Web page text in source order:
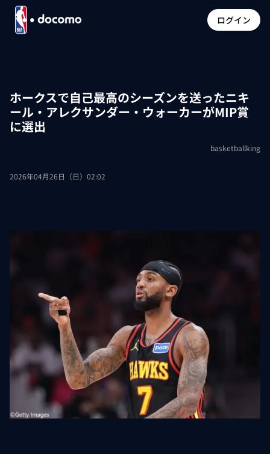
ログイン
ホークスで自己最高のシーズンを送ったニキ
ール・アレクサンダー・ウォーカーがMIP賞
に選出
basketballking
2026年04月26日（日）02:02